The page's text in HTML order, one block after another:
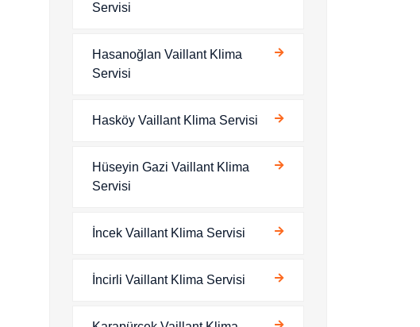
Servisi
Hasanoğlan Vaillant Klima
Servisi
Hasköy Vaillant Klima Servisi
Hüseyin Gazi Vaillant Klima
Servisi
İncek Vaillant Klima Servisi
İncirli Vaillant Klima Servisi